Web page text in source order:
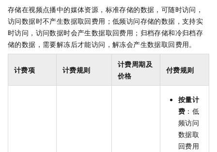
存储在视频点播中的媒体资源，标准存储的数据，可随时访问，
访问数据时不产生数据取回费用；低频访问存储的数据，支持实
时访问，访问数据时会产生数据取回费用；归档存储和冷归档存
储的数据，需要解冻后才能访问，解冻会产生数据取回费用。
计费项 计费规则
计费周期及
价格
付费规则
按量计
费 ：低
频访问
数据取
回费用